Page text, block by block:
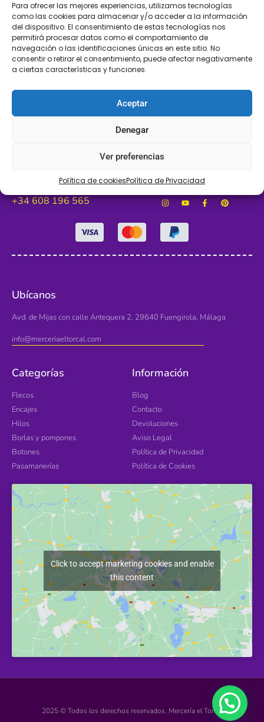
Para ofrecer las mejores experiencias, utilizamos tecnologías
como las cookies para almacenar y/o acceder a la información
del dispositivo. El consentimiento de estas tecnologías nos
permitirá procesar datos como el comportamiento de
navegación o las identificaciones únicas en este sitio. No
consentir o retirar el consentimiento, puede afectar negativamente
a ciertas características y funciones.
Aceptar
Denegar
Ver preferencias
Política de cookiesPolítica de Privacidad
Descripción
Descripción
LLÁMANOS
+34 608 196 565
SÍGUENOS
Ubícanos
Avd. de Mijas con calle Antequera 2. 29640 Fuengirola, Málaga
info@merceriaeltorcal.com
Categorías
Flecos
Encajes
Hilos
Borlas y pompones
Botones
Pasamanerías
Información
Blog
Contacto
Devoluciones
Aviso Legal
Política de Privacidad
Política de Cookies
Click to accept marketing cookies and enable
this content
2025 © Todos los derechos reservados. Mercería el Torcal